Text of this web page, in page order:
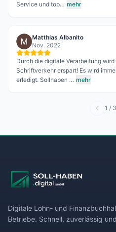
Service und top… mehr
Matthias Albanito
Nov. 2022
Durch die digitale Verarbeitung
Schriftverkehr erspart! Es wird
erledigt. Sollhaben … mehr
1 / 3
Digitale Lohn- und
Betriebe. Schnell, zuverlässig